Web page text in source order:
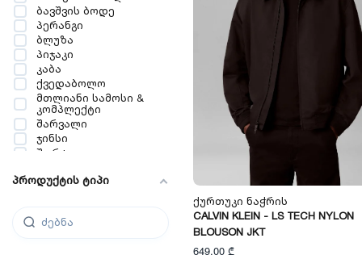
Ქურთუკი Ნაჭრის
CALVIN KLEIN - LS TECH NYLON
BLOUSON JKT
649,00 ₾
ბავშვის ბოდე
პერანგი
ბლუზა
პიჯაკი
კაბა
ქვედაბოლო
მთლიანი სამოსი &
კომპლექტი
შარვალი
ჯინსი
შორტი
სპორტული ზედა &
ქურთუკი & პალტო
პროდუქტის ტიპი